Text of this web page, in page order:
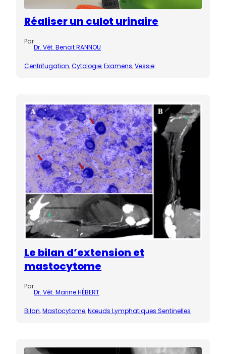
Réaliser un culot urinaire
Par
Dr. Vét. Benoit RANNOU
Centrifugation, Cytologie, Examens, Vessie
Le bilan d’extension et
mastocytome
Par
Dr. Vét. Marine HÉBERT
Bilan, Mastocytome, Nœuds Lymphatiques Sentinelles